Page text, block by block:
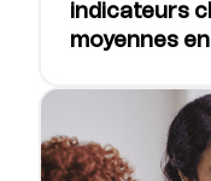
indicateurs
moyennes